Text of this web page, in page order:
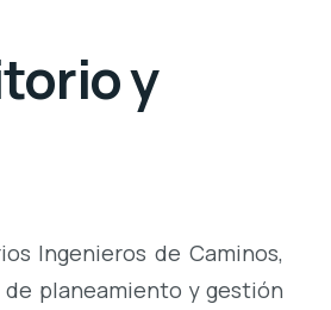
y
Ingenieros de Caminos,
planeamiento y gestión